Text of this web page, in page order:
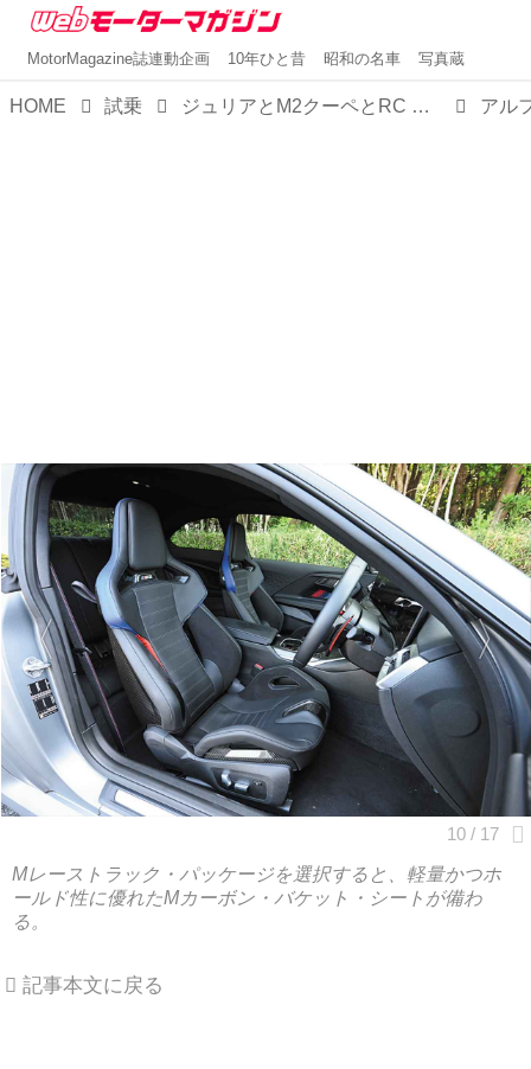
MotorMagazine誌連動企画 10年ひと昔 昭和の名車 写真蔵
HOME 試乗 ジュリアとM2クーペとRC Fを【比較試乗】。お楽しみはFRからはじまり、高揚感か官能性か精緻さかいずれかに至る
Mレーストラック・パッケージを選択すると、軽量かつホ
ールド性に優れたMカーボン・バケット・シートが備わ
る。
記事本文に戻る